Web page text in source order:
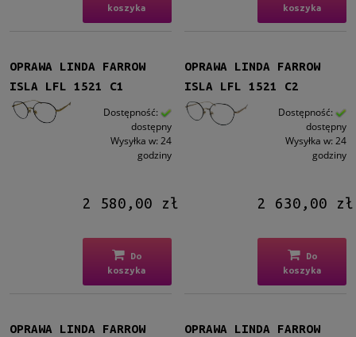
koszyka
koszyka
OPRAWA LINDA FARROW
ISLA LFL 1521 C1
Dostępność:
dostępny
Wysyłka w: 24
godziny
2 580,00 zł
Do
koszyka
OPRAWA LINDA FARROW
ISLA LFL 1521 C2
Dostępność:
dostępny
Wysyłka w: 24
godziny
2 630,00 zł
Do
koszyka
OPRAWA LINDA FARROW
OPRAWA LINDA FARROW